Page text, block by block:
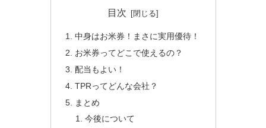
目次
中身はお米券！まさに実用優待！
お米券ってどこで使えるの？
配当もよい！
TPRってどんな会社？
まとめ
今後について